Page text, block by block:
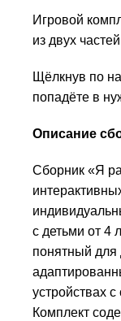
Игровой
из двух
Щёлкнув по
попадёте в
Описание
Сборник «Я
с детьми от 4
понятный для
устройствах
Комплект